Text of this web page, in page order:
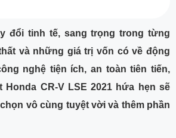
đổi tinh tế, sang trọng trong từng
và những giá trị vốn có về động
nghệ tiện ích, an toàn tiên tiến,
Honda CR-V LSE 2021 hứa hẹn sẽ
vô cùng tuyệt vời và thêm phần